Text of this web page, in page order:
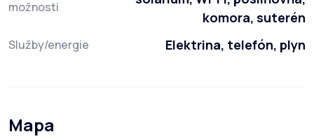
možnosti
komora, suterén
Služby/energie Elektrina, telefón, plyn
Mapa